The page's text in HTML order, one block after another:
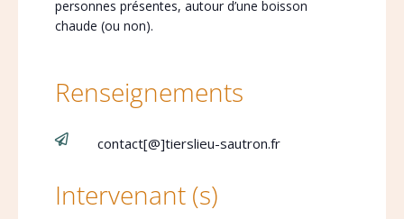
personnes présentes, autour d’une boisson
chaude (ou non).
Renseignements
 contact[@]tierslieu-sautron.fr
Intervenant (s)